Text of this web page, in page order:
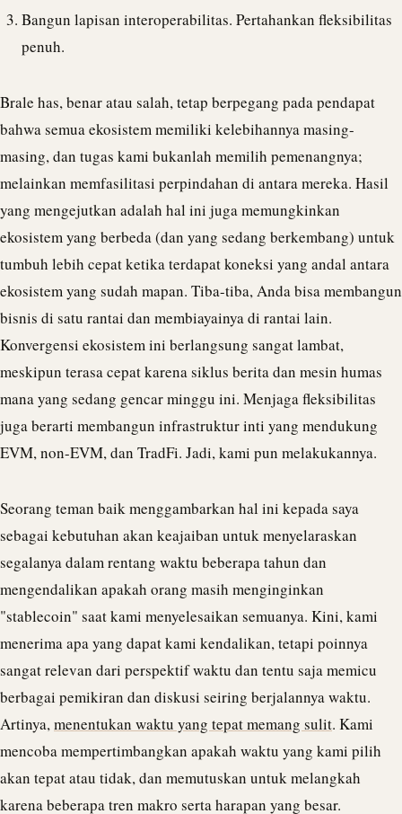
Bangun lapisan interoperabilitas. Pertahankan fleksibilitas
penuh.
Brale has, benar atau salah, tetap berpegang pada pendapat
bahwa semua ekosistem memiliki kelebihannya masing-
masing, dan tugas kami bukanlah memilih pemenangnya;
melainkan memfasilitasi perpindahan di antara mereka. Hasil
yang mengejutkan adalah hal ini juga memungkinkan
ekosistem yang berbeda (dan yang sedang berkembang) untuk
tumbuh lebih cepat ketika terdapat koneksi yang andal antara
ekosistem yang sudah mapan. Tiba-tiba, Anda bisa membangun
bisnis di satu rantai dan membiayainya di rantai lain.
Konvergensi ekosistem ini berlangsung sangat lambat,
meskipun terasa cepat karena siklus berita dan mesin humas
mana yang sedang gencar minggu ini. Menjaga fleksibilitas
juga berarti membangun infrastruktur inti yang mendukung
EVM, non-EVM, dan TradFi. Jadi, kami pun melakukannya.
Seorang teman baik menggambarkan hal ini kepada saya
sebagai kebutuhan akan keajaiban untuk menyelaraskan
segalanya dalam rentang waktu beberapa tahun dan
mengendalikan apakah orang masih menginginkan
"stablecoin" saat kami menyelesaikan semuanya. Kini, kami
menerima apa yang dapat kami kendalikan, tetapi poinnya
sangat relevan dari perspektif waktu dan tentu saja memicu
berbagai pemikiran dan diskusi seiring berjalannya waktu.
Artinya,menentukan waktu yang tepat memang sulit. Kami
mencoba mempertimbangkan apakah waktu yang kami pilih
akan tepat atau tidak, dan memutuskan untuk melangkah
karena beberapa tren makro serta harapan yang besar.